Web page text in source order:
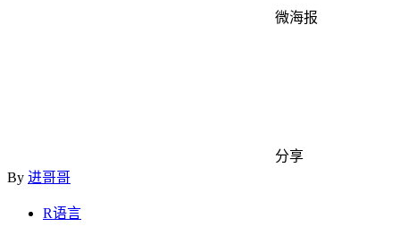
微海报
分享
By 进哥哥
R语言